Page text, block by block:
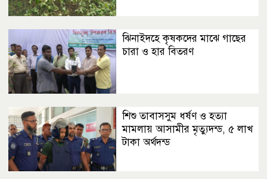
ঝিনাইদহে কৃষকদের মাঝে গাছের
চারা ও হার বিতরণ
শিশু তাবাসসুম ধর্ষণ ও হত্যা
মামলায় আসামীর মৃত্যুদন্ড, ৫ লাখ
টাকা অর্থদন্ড